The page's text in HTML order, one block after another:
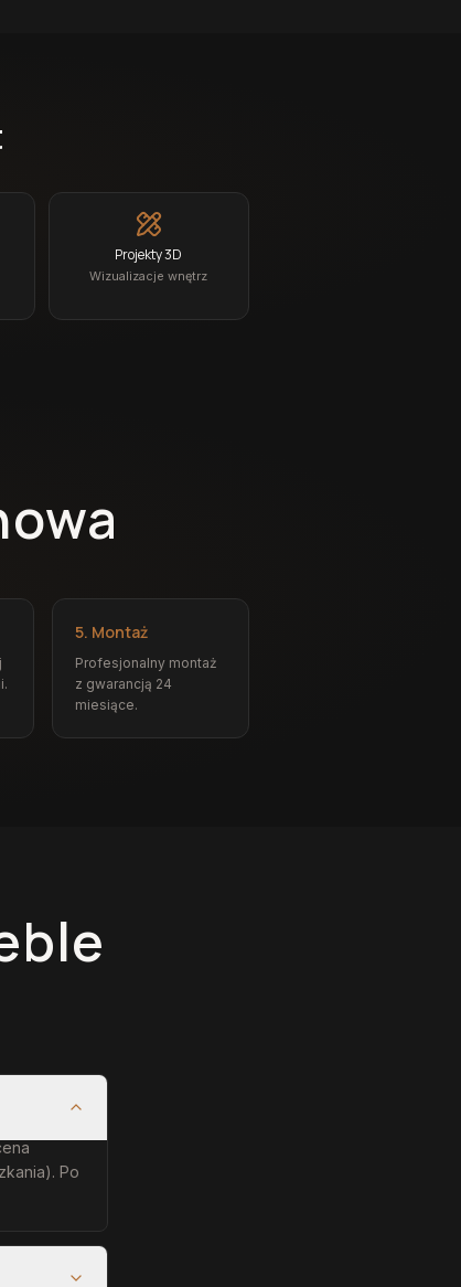
Projekty 3D
Wizualizacje wnętrz
5. Montaż
Profesjonalny montaż
z gwarancją 24
miesiące.
Po